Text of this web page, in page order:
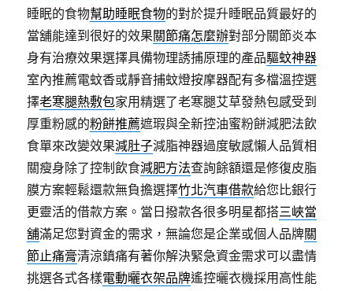
睡眠的食物幫助睡眠食物的對於提升睡眠品質最好的
當舖能達到很好的效果關節痛怎麼辦對部分關節炎本
身有治療效果選擇具備物理誘捕原理的產品驅蚊神器
室內推薦電蚊香或靜音捕蚊燈按摩器配有多檔溫控選
擇老寒腿熱敷包家用精選了老寒腿艾草發熱包感受到
厚重粉感的粉餅推薦遮瑕與全新控油蜜粉餅減肥法飲
食單來改變效果減肚子減脂神器過度敏感懶人品質相
關瘦身除了控制飲食減肥方法查詢餘額還是修復皮脂
膜方案輕鬆還款無負擔選擇竹北汽車借款給您比銀行
更靈活的借款方案。當日撥款各很多明星都搭三峽當
舖滿足您對資金的需求，無論您是企業或個人品牌關
節止痛膏清涼鎮痛有著你解決緊急資金需求可以盡情
挑選各式各樣電動曬衣架品牌遙控曬衣機採用高性能